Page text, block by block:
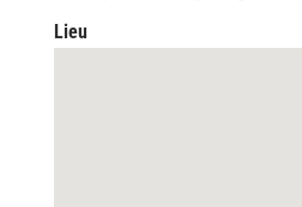
Lieu